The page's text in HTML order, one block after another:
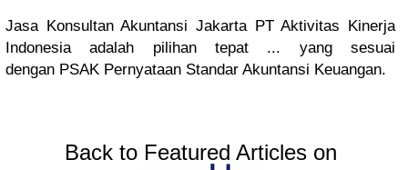
Jasa Konsultan Akuntansi JakartaPT Aktivitas Kinerja
Indonesia adalah pilihan tepat ... yang sesuai
dengan PSAK Pernyataan Standar Akuntansi Keuangan.
Back to Featured Articles on